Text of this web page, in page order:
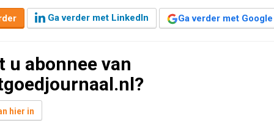
430 m2
leestijd
gelegen in kantoorgebouw
Rotterdam Kralingen. Huurder Jans Huisartsen
Ga verder met LinkedIn Ga verder met Google
u abonnee van
hier in